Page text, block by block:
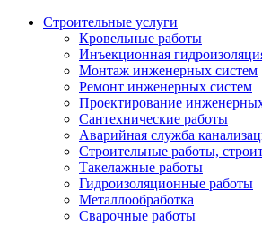
Строительные услуги
Кровельные работы
Инъекционная
Монтаж инженерных систем
Ремонт инженерных систем
Проектирование
Сантехнические работы
Аварийная служба
Строительные работы,
Такелажные работы
Гидроизоляционные работы
Металлообработка
Сварочные работы